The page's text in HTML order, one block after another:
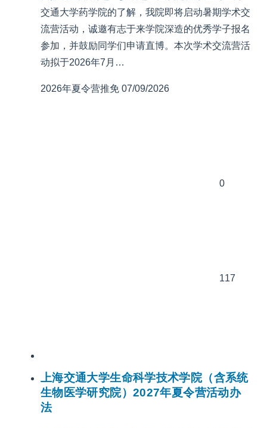
交通大学药学院的了解，我院即将启动暑期学术交
流营活动，诚邀有志于来学院深造的优秀学子报名
参加，并鼓励同学们申请直博。本次学术交流营活
动拟于2026年7月…
2026年夏令营推免 07/09/2026
0
117
上海交通大学生命科学技术学院（含系统
生物医学研究院）2027年夏令营活动办
法